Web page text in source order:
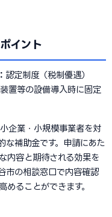
イント
認定制度（税制優遇）
置等の設備導入時に固定
企業・小規模事業者を対
な補助金です。申請にあた
内容と期待される効果を
市の相談窓口で内容確認
めることができます。